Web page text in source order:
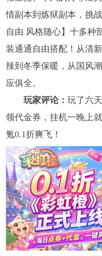
情副本到炼狱副本，挑
自由 风格随心】十多种
装通通自由搭配！从清
辣到冬季保暖，从国风
应俱全。
玩家评论： 玩了六
领代金券，挂机一晚上
氪0.1折爽飞！